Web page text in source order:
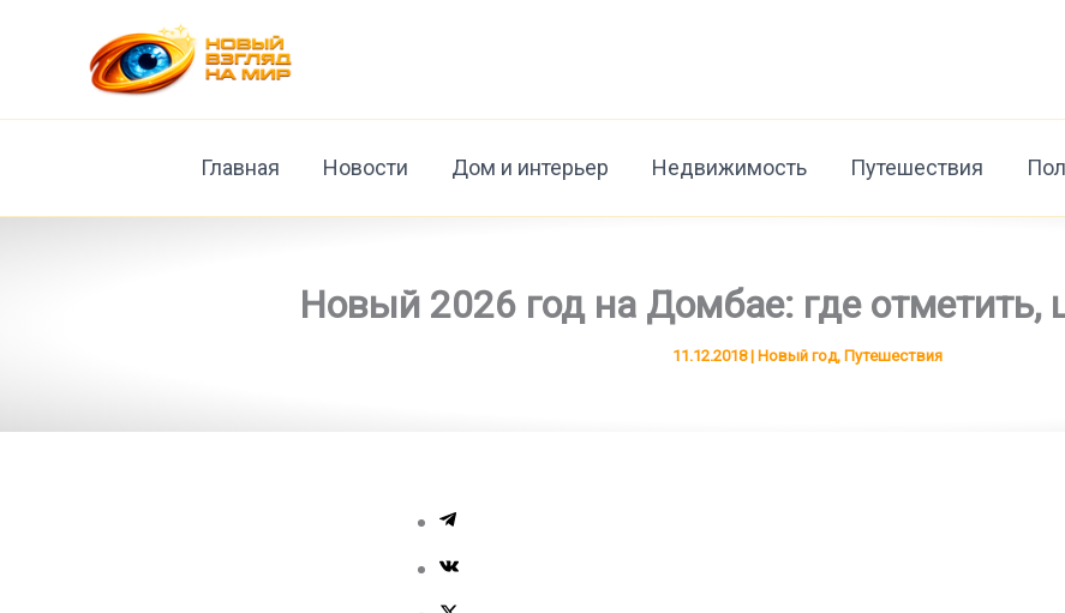
содержимому
Главная Новости Дом и интерьер Недвижимость Путешествия
Новый 2026 год на Домбае: где отметить,
11.12.2018| Новый год, Путешествия